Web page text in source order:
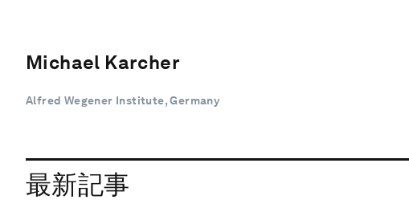
Michael Karcher
Alfred Wegener Institute, Germany
最新記事